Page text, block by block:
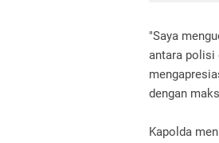
"Saya
antara polisi
dengan
Kapolda